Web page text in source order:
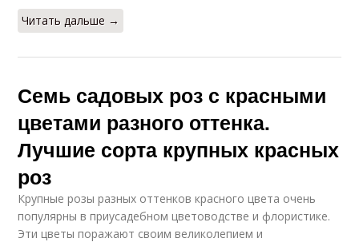
Читать дальше →
Семь садовых роз с красными
цветами разного оттенка.
Лучшие сорта крупных красных
роз
Крупные розы разных оттенков красного цвета очень
популярны в приусадебном цветоводстве и флористике.
Эти цветы поражают своим великолепием и